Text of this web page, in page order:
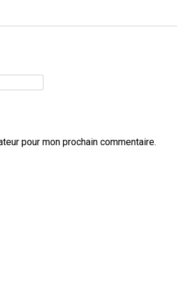
pour mon prochain commentaire.